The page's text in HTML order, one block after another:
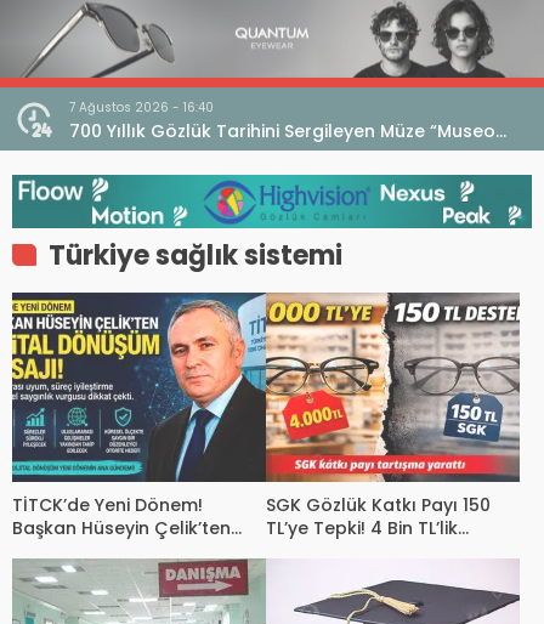
7 Ağustos 2026 - 16:40
700 Yıllık Gözlük Tarihini Sergileyen Müze “Museo
dell’Occhiale”
Türkiye sağlık sistemi
TİTCK’de Yeni Dönem!
Başkan Hüseyin Çelik’ten
Uyum Vurgusu
SGK Gözlük Katkı Payı 150
TL’ye Tepki! 4 Bin TL’lik